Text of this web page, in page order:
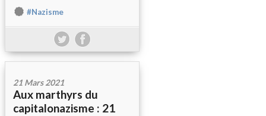
#Nazisme
21 Mars 2021
Aux marthyrs du
capitalonazisme : 21